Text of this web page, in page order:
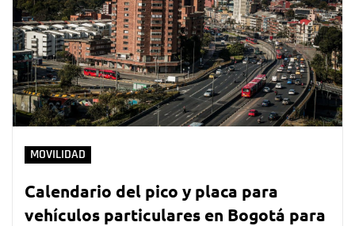
MOVILIDAD
Calendario del pico y placa para
vehículos particulares en Bogotá para